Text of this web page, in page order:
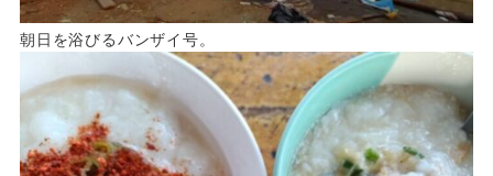
朝日を浴びるバンザイ号。